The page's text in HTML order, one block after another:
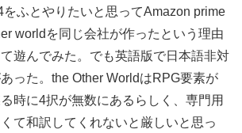
ふとやりたいと思ってAmazon prime
worldを同じ会社が作ったという理由
遊んでみた。でも英語版で日本語非対
った。the Other WorldはRPG要素が
時に4択が無数にあるらしく、専門用
て和訳してくれないと厳しいと思っ